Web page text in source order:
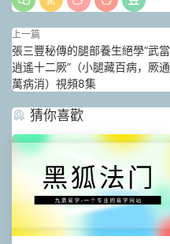
上一篇
張三豐秘傳的腿部養生絕學“武當
逍遙十二厥”（小腿藏百病，厥通
萬病消）視頻8集
猜你喜歡